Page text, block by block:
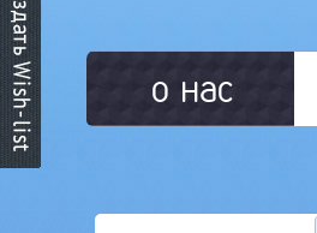
о нас